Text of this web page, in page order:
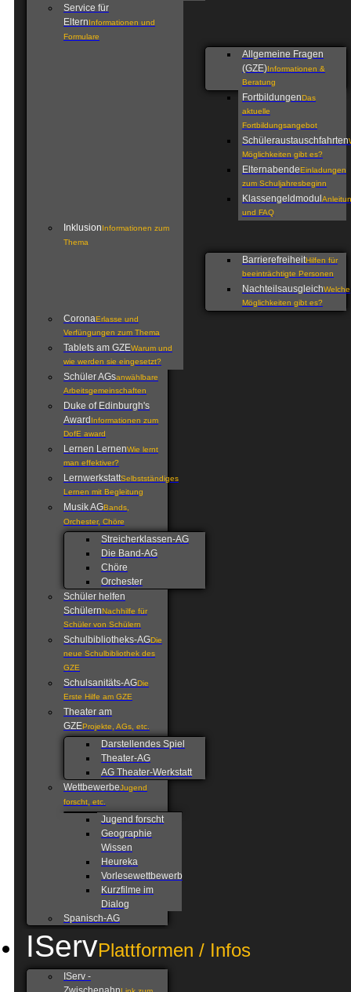
Service für
ElternInformationen und
Formulare
Allgemeine Fragen
(GZE)Informationen &
Beratung
FortbildungenDas
aktuelle
Fortbildungsangebot
Schüleraustauschfahrten
Möglichkeiten gibt es?
ElternabendeEinladungen
zum Schuljahresbeginn
Klassengeldmodul
und FAQ
InklusionInformationen zum
Thema
BarrierefreiheitHilfen für
beeinträchtigte Personen
NachteilsausgleichWelche
Möglichkeiten gibt es?
CoronaErlasse und
Verfüngungen zum Thema
Tablets am GZEWarum und
wie werden sie eingesetzt?
Schüler AGsanwählbare
Arbeitsgemeinschaften
Duke of Edinburgh's
Award Informationen zum
DofE award
Lernen LernenWie lernt
man effektiver?
LernwerkstattSelbstständiges
Lernen mit Begleitung
Musik AGBands,
Orchester, Chöre
Streicherklassen-AG
Die Band-AG
Chöre
Orchester
Schüler helfen
SchülernNachhilfe für
Schüler von Schülern
Schulbibliotheks-AGDie
neue Schulbibliothek des
GZE
Schulsanitäts-AGDie
Erste Hilfe am GZE
Theater am
GZEProjekte, AGs, etc.
Darstellendes Spiel
Theater-AG
AG Theater-Werkstatt
WettbewerbeJugend
forscht, etc.
Jugend forscht
Geographie
Wissen
Heureka
Vorlesewettbewerb
Kurzfilme im
Dialog
Spanisch-AG
IServPlattformen / Infos
IServ -